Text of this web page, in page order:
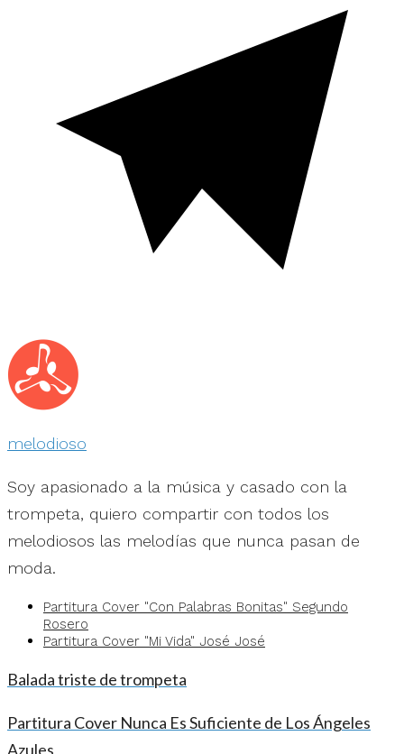
melodioso
Soy apasionado a la música y casado con la
trompeta, quiero compartir con todos los
melodiosos las melodías que nunca pasan de
moda.
Partitura Cover "Con Palabras Bonitas" Segundo
Rosero
Partitura Cover "Mi Vida" José José
Balada triste de trompeta
Partitura Cover Nunca Es Suficiente de Los Ángeles
Azules